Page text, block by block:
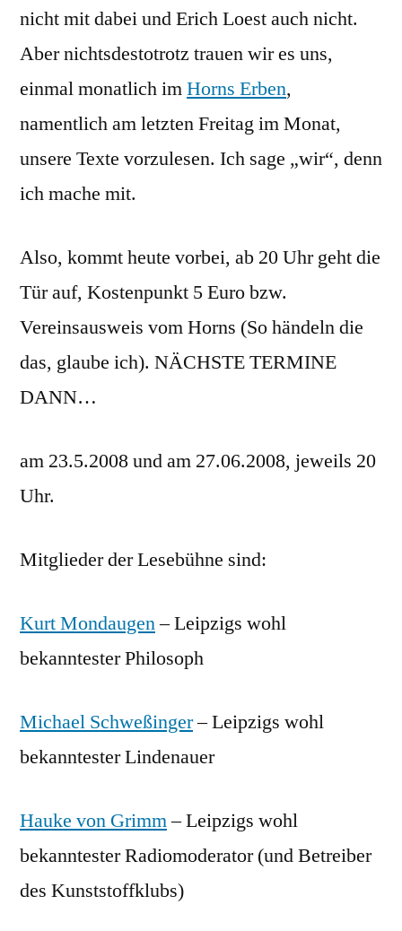
nicht mit dabei und Erich Loest auch nicht.
Aber nichtsdestotrotz trauen wir es uns,
einmal monatlich imHorns Erben,
namentlich am letzten Freitag im Monat,
unsere Texte vorzulesen. Ich sage „wir“, denn
ich mache mit.
Also, kommt heute vorbei, ab 20 Uhr geht die
Tür auf, Kostenpunkt 5 Euro bzw.
Vereinsausweis vom Horns (So händeln die
das, glaube ich). NÄCHSTE TERMINE
DANN…
am 23.5.2008 und am 27.06.2008, jeweils 20
Uhr.
Mitglieder der Lesebühne sind:
Kurt Mondaugen– Leipzigs wohl
bekanntester Philosoph
Michael Schweßinger– Leipzigs wohl
bekanntester Lindenauer
Hauke von Grimm– Leipzigs wohl
bekanntester Radiomoderator (und Betreiber
des Kunststoffklubs)